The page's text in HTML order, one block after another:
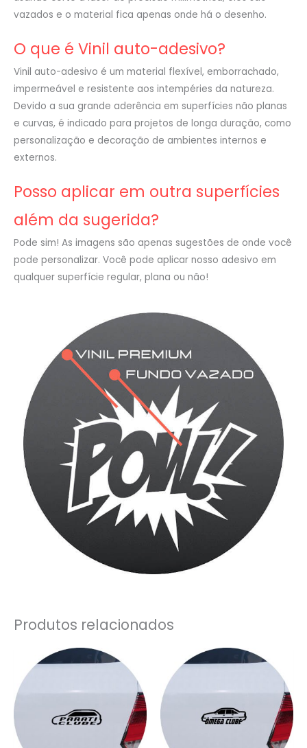
vazados e o material fica apenas onde há o desenho.
O que é Vinil auto-adesivo?
Vinil auto-adesivo é um material flexível, emborrachado,
impermeável e resistente aos intempéries da natureza.
Devido a sua grande aderência em superfícies não planas
e curvas, é indicado para projetos de longa duração, como
personalização e decoração de ambientes internos e
externos.
Posso aplicar em outra superfícies
além da sugerida?
Pode sim! As imagens são apenas sugestões de onde você
pode personalizar. Você pode aplicar nosso adesivo em
qualquer superfície regular, plana ou não!
Produtos relacionados